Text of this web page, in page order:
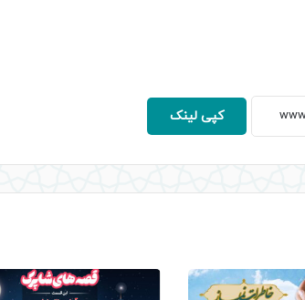
کپی لینک